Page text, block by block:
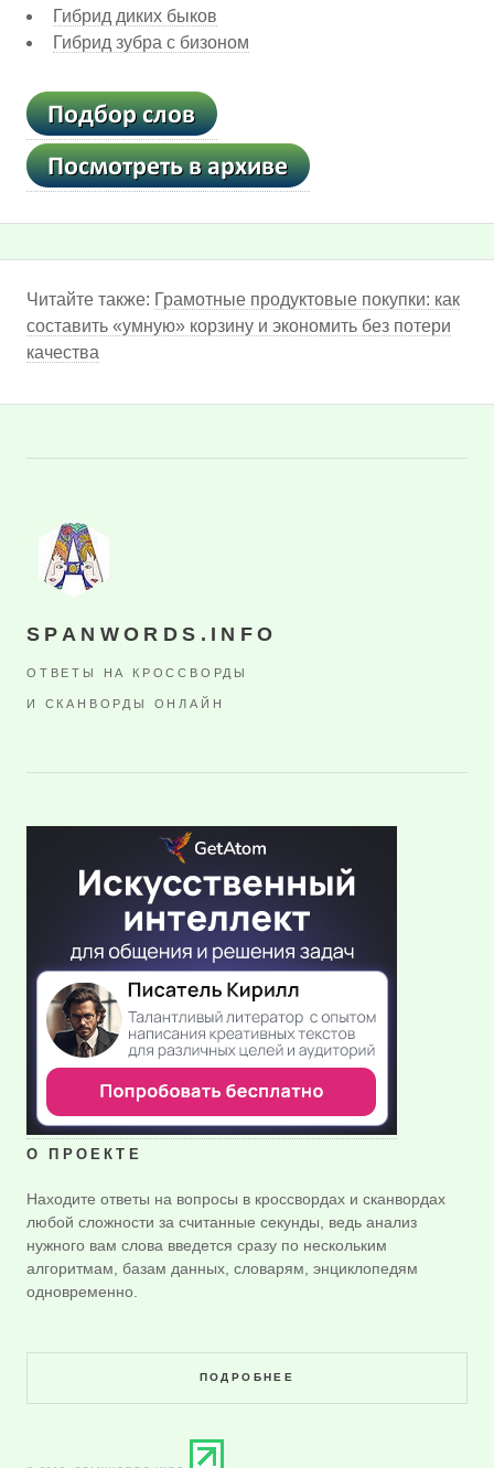
Гибрид диких быков
Гибрид зубра с бизоном
Читайте также: Грамотные продуктовые покупки: как
составить «умную» корзину и экономить без потери
качества
SPANWORDS.INFO
ОТВЕТЫ НА КРОССВОРДЫ
И СКАНВОРДЫ ОНЛАЙН
О ПРОЕКТЕ
Находите ответы на вопросы в кроссвордах и сканвордах
любой сложности за считанные секунды, ведь анализ
нужного вам слова введется сразу по нескольким
алгоритмам, базам данных, словарям, энциклопедям
одновременно.
ПОДРОБНЕЕ